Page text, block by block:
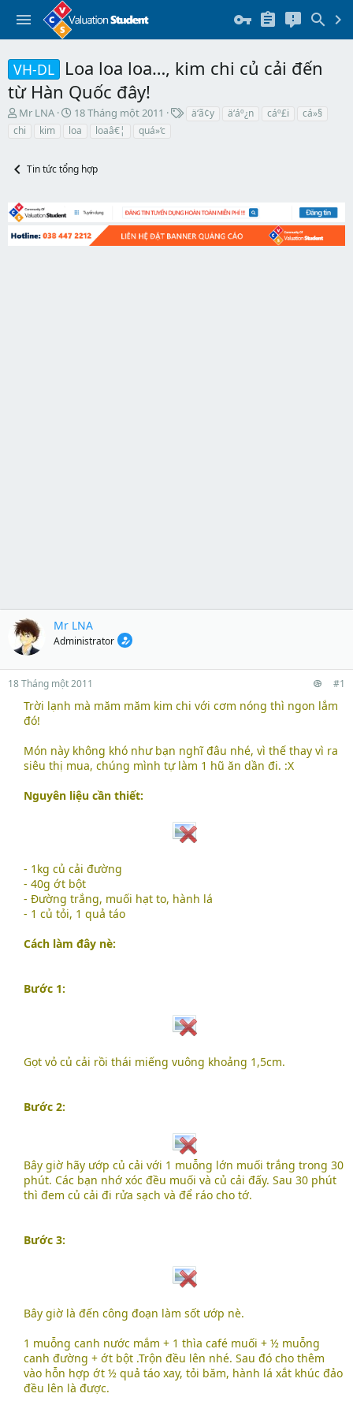
VH-DL
Loa loa loa…, kim chi củ cải đến
từ Hàn Quốc đây!
T
h
a
t
a
r
Mr LNA
N
g
b
đ
u
18 Tháng một 2011 ä‘ã¢y ä‘áº¿n cáº£i
cá»§
chi
kim loa loaâ€¦ quá»‘c
Tin tức tổng hợp
Mr LNA
Administrator
18 Tháng một 2011 #1
Trời lạnh mà măm măm kim chi với cơm nóng thì ngon lắm
đó!
Món này không khó như bạn nghĩ đâu nhé, vì thế thay vì ra
siêu thị mua, chúng mình tự làm 1 hũ ăn dần đi. :X
Nguyên liệu cần thiết:
- 1kg củ cải đường
- 40g ớt bột
- Đường trắng, muối hạt to, hành lá
- 1 củ tỏi, 1 quả táo
Cách làm đây nè:
Bước 1:
Gọt vỏ củ cải rồi thái miếng vuông khoảng 1,5cm.
Bước 2:
Bây giờ hãy ướp củ cải với 1 muỗng lớn muối trắng trong 30
phút. Các bạn nhớ xóc đều muối và củ cải đấy. Sau 30 phút
thì đem củ cải đi rửa sạch và để ráo cho tớ.
Bước 3:
Bây giờ là đến công đoạn làm sốt ướp nè.
1 muỗng canh nước mắm + 1 thìa café muối + ½ muỗng
canh đường + ớt bột .Trộn đều lên nhé. Sau đó cho thêm
vào hỗn hợp ớt ½ quả táo xay, tỏi băm, hành lá xắt khúc đảo
đều lên là được.